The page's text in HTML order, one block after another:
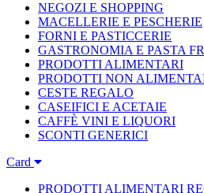
NEGOZI E SHOPPING
MACELLERIE E PESCHERIE
FORNI E PASTICCERIE
GASTRONOMIA E PASTA
PRODOTTI ALIMENTARI
PRODOTTI NON
CESTE REGALO
CASEIFICI E ACETAIE
CAFFÈ VINI E LIQUORI
SCONTI GENERICI
Card
PRODOTTI ALIMENTARI